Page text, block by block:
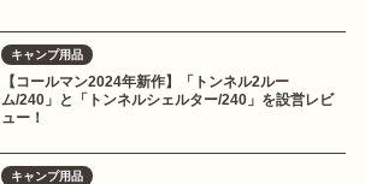
キャンプ用品
【コールマン2024年新作】「トンネル2ルー
ム/240」と「トンネルシェルター/240」を設営レビ
ュー！
キャンプ用品